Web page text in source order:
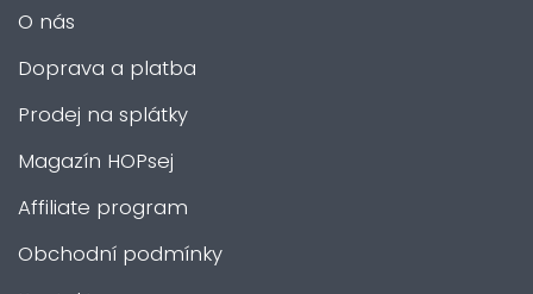
O nás
Doprava a platba
Prodej na splátky
Magazín HOPsej
Affiliate program
Obchodní podmínky